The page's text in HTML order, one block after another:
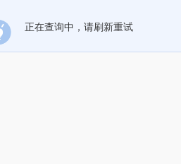
正在查询中，请刷新重试